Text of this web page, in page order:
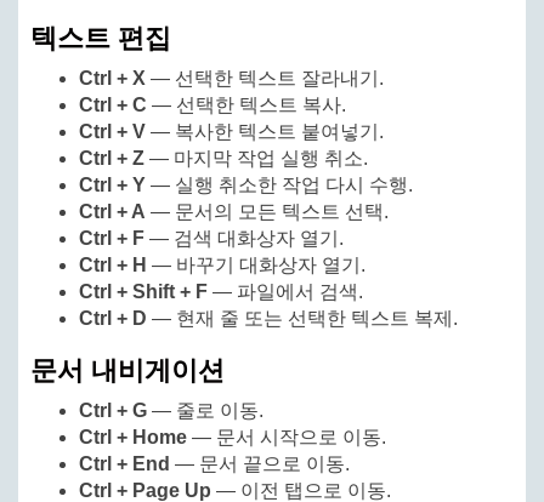
텍스트 편집
Ctrl + X — 선택한 텍스트 잘라내기.
Ctrl + C — 선택한 텍스트 복사.
Ctrl + V — 복사한 텍스트 붙여넣기.
Ctrl + Z — 마지막 작업 실행 취소.
Ctrl + Y — 실행 취소한 작업 다시 수행.
Ctrl + A — 문서의 모든 텍스트 선택.
Ctrl + F — 검색 대화상자 열기.
Ctrl + H — 바꾸기 대화상자 열기.
Ctrl + Shift + F — 파일에서 검색.
Ctrl + D — 현재 줄 또는 선택한 텍스트 복제.
문서 내비게이션
Ctrl + G — 줄로 이동.
Ctrl + Home — 문서 시작으로 이동.
Ctrl + End — 문서 끝으로 이동.
Ctrl + Page Up — 이전 탭으로 이동.